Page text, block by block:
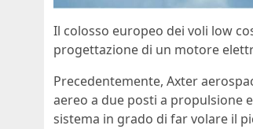
Il colosso europeo dei voli low
progettazione di un motore
Precedentemente, Axter
aereo a due posti a propulsione
sistema in grado di far volare il